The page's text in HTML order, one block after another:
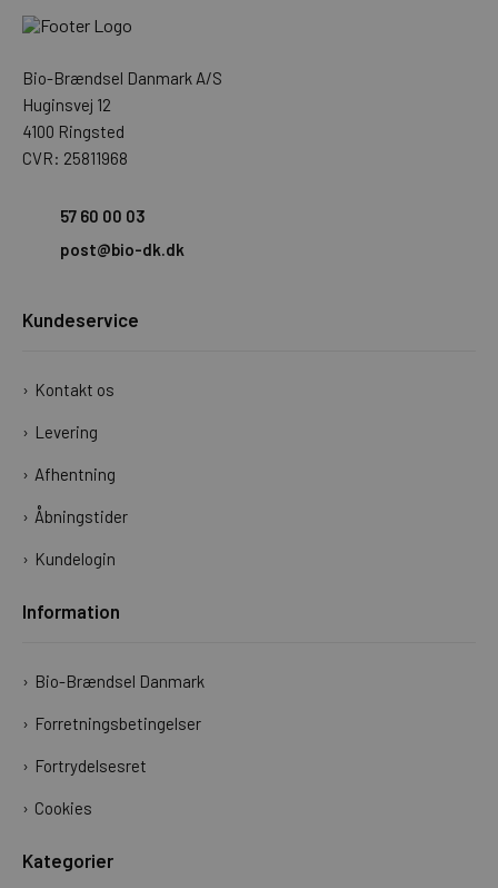
Bio-Brændsel Danmark A/S
Huginsvej 12
4100 Ringsted
CVR: 25811968
57 60 00 03
post@bio-dk.dk
Kundeservice
Kontakt os
Levering
Afhentning
Åbningstider
Kundelogin
Information
Bio-Brændsel Danmark
Forretningsbetingelser
Fortrydelsesret
Cookies
Kategorier